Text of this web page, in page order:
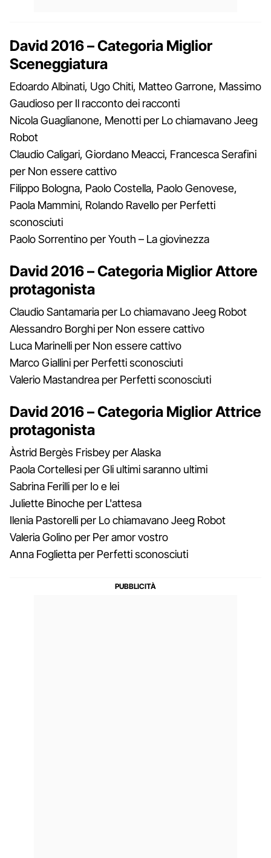
David 2016 – Categoria Miglior
Sceneggiatura
Edoardo Albinati, Ugo Chiti, Matteo Garrone, Massimo
Gaudioso per Il racconto dei racconti
Nicola Guaglianone, Menotti per Lo chiamavano Jeeg
Robot
Claudio Caligari, Giordano Meacci, Francesca Serafini
per Non essere cattivo
Filippo Bologna, Paolo Costella, Paolo Genovese,
Paola Mammini, Rolando Ravello per Perfetti
sconosciuti
Paolo Sorrentino per Youth – La giovinezza
David 2016 – Categoria Miglior Attore
protagonista
Claudio Santamaria per Lo chiamavano Jeeg Robot
Alessandro Borghi per Non essere cattivo
Luca Marinelli per Non essere cattivo
Marco Giallini per Perfetti sconosciuti
Valerio Mastandrea per Perfetti sconosciuti
David 2016 – Categoria Miglior Attrice
protagonista
Àstrid Bergès Frisbey per Alaska
Paola Cortellesi per Gli ultimi saranno ultimi
Sabrina Ferilli per Io e lei
Juliette Binoche per L'attesa
Ilenia Pastorelli per Lo chiamavano Jeeg Robot
Valeria Golino per Per amor vostro
Anna Foglietta per Perfetti sconosciuti